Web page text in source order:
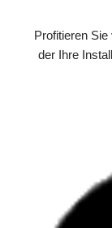
Profitieren
der Ihre